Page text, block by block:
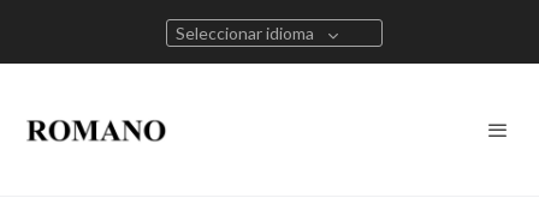
Seleccionar idioma